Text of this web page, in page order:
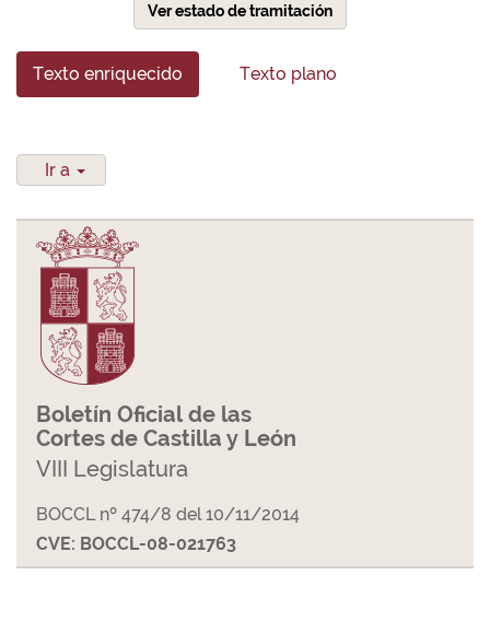
Ver estado de tramitación
Texto enriquecido Texto plano
Ir a
Boletín Oficial de las
Cortes de Castilla y León
VIII Legislatura
BOCCL nº 474/8 del 10/11/2014
CVE: BOCCL-08-021763